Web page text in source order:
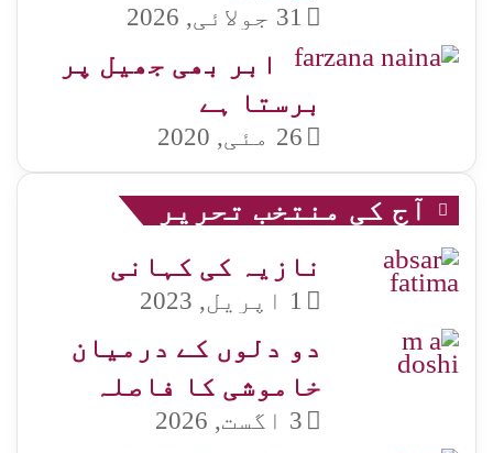
31 جولائی, 2026
ابر بھی جھیل پر
برستا ہے
26 مئی, 2020
آج کی منتخب تحریر
نازیہ کی کہانی
1 اپریل, 2023
دو دلوں کے درمیان
خاموشی کا فاصلہ
3 اگست, 2026